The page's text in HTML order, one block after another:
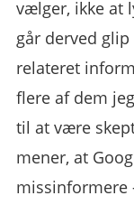
vælger, ikke at
går derved
relateret
flere af dem
til at være
mener, at
missinformere